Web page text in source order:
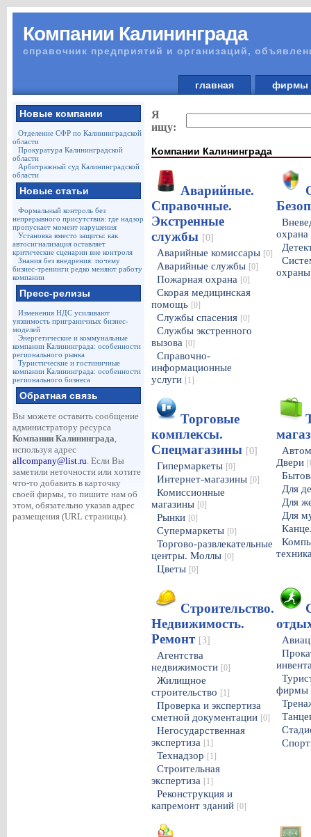
Компании Калининграда
справочник предприятий и организаций,
главная
Новые компании
Отделение СФР по Калининградской
области
Прокуратура Калининградской
области
Арбитражный суд Калининградской
области
Новые статьи
Формальный контроль без
непрерывного присутствия: где надзор
пропускает момент нарушения
Установка вместо защиты: как
автосигнализация оставляет
критические сценарии вне контроля
Знания без внедрения: почему
бизнес-тренинги редко меняют работу
компании
Пресс-релизы
Изменения НДС усиливают
уязвимость приграничных бизнес-
моделей
Энергетические и коммунальные
компании Калининграда: особенности
регионального рынка
Туристические и гостиничные
компании Калининграда: особенности
регионального бизнеса
Обратная связь
Вы можете оставить сообщение
администратору ресурса
Компании Калининграда,
используя адрес
allcompany@list.ru. Если Вы
заметили неточности или хотите
что-то добавить в карточку
своей фирмы, то пишите нам об
этом, обязательно указав адрес
размещения (URL страницы).
Я
ищу:
Компании Калининграда
Аварийные.
Справочные.
Экстренные
службы [0]
Аварийные комиссары [0]
Аварийные службы [0]
Пожарная охрана [0]
Скорая медицинская
помощь [0]
Службы спасения [0]
Службы экстренного
вызова [0]
Справочно-
информационные
услуги [1]
охрана
Торговые
комплексы.
Спецмагазины [0]
Гипермаркеты [0]
Интернет-магазины [0]
Комиссионные
магазины [0]
Рынки [0]
Супермаркеты [0]
Торгово-развлекательные
центры. Моллы [0]
Цветы [0]
Двери
Для
Для
Для
Строительство.
Недвижимость.
Ремонт [3]
Агентства
недвижимости [0]
Жилищное
строительство [1]
Проверка и экспертиза
сметной документации [0]
Негосударственная
экспертиза [1]
Технадзор [1]
Строительная
экспертиза [1]
Реконструкция и
капремонт зданий [0]
фирмы